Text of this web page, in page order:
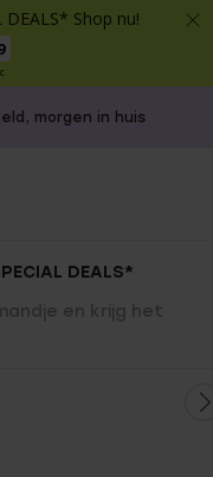
DEALS* Shop nu!
morgen in huis
DEALS*
en krijg het